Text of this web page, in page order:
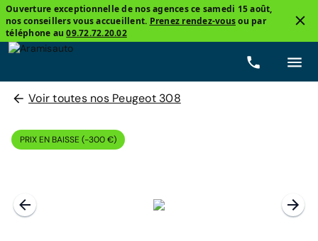
Ouverture exceptionnelle de nos agences ce samedi 15 août,
nos conseillers vous accueillent. Prenez rendez-vousou par
téléphone au09.72.72.20.02
Voir toutes nos Peugeot 308
PRIX EN BAISSE (-300 €)